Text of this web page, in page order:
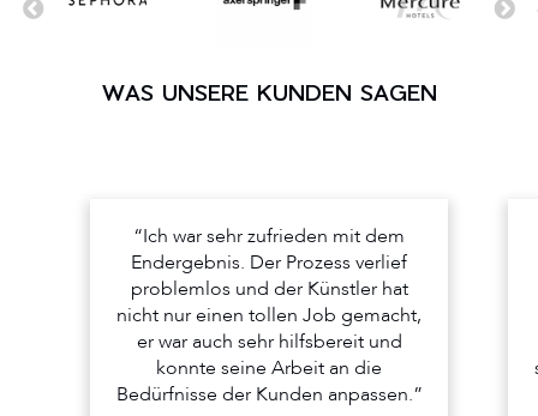
WAS UNSERE KUNDEN SAGEN
“Ich war sehr zufrieden mit dem
Endergebnis. Der Prozess verlief
problemlos und der Künstler hat
nicht nur einen tollen Job gemacht,
er war auch sehr hilfsbereit und
konnte seine Arbeit an die
Bedürfnisse der Kunden anpassen.”